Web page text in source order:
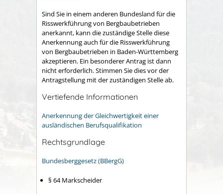
Sind Sie in einem anderen Bundesland für die
Risswerkführung von Bergbaubetrieben
anerkannt, kann die zuständige Stelle diese
Anerkennung auch für die Risswerkführung
von Bergbaubetrieben in Baden-Württemberg
akzeptieren. Ein besonderer Antrag ist dann
nicht erforderlich. Stimmen Sie dies vor der
Antragstellung mit der zuständigen Stelle ab.
Vertiefende Informationen
Anerkennung der Gleichwertigkeit einer
ausländischen Berufsqualifikation
Rechtsgrundlage
Bundesberggesetz (BBergG)
§ 64 Markscheider